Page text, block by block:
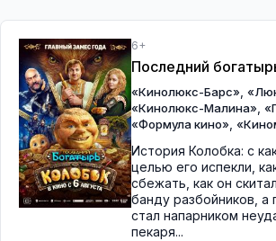
6+
Последний
«Кинолюкс-Барс»,
«Кинолюкс-Малина»,
«Формула кино»,
История Колобка: с
целью его испекли,
сбежать, как он
банду разбойников, а
стал напарником
пекаря...